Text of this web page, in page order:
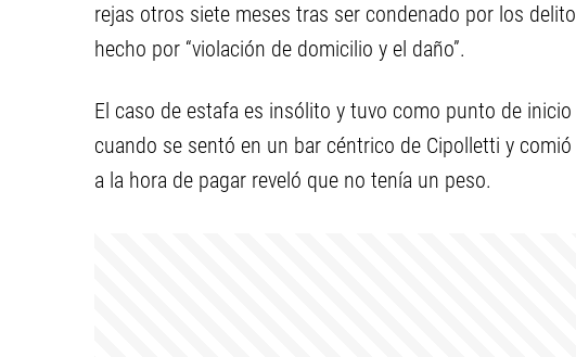
rejas otros siete meses tras ser condenado por los
hecho por “violación de domicilio y el daño”.
El caso de estafa es insólito y tuvo como punto de
cuando se sentó en un bar céntrico de Cipolletti y
a la hora de pagar reveló que no tenía un peso.